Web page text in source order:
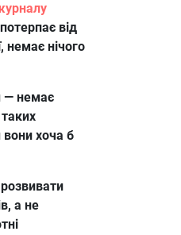
від
немає нічого
— немає
вони хоча б
а не